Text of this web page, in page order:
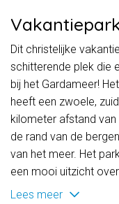
Dit christelijke
schitterende plek die
bij het Gardameer!
heeft een zwoele,
kilometer afstand
de rand van de
van het meer. Het
een mooi uitzicht
het stadje. Deze
Lees meer